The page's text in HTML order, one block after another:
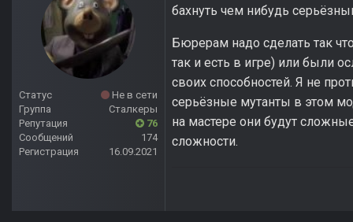
Статус
Не в сети
Группа
Сталкеры
Репутация
76
Сообщений
174
Регистрация
16.09.2021
бахнуть чем нибудь
Бюрерам надо сделать так
так и есть в игре) или были
своих способностей. Я не
серьёзные мутанты в этом
на мастере они будут
сложности.